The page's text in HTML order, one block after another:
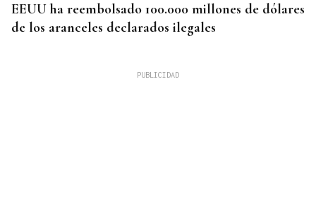
EEUU ha reembolsado 100.000 millones de dólares
de los aranceles declarados ilegales